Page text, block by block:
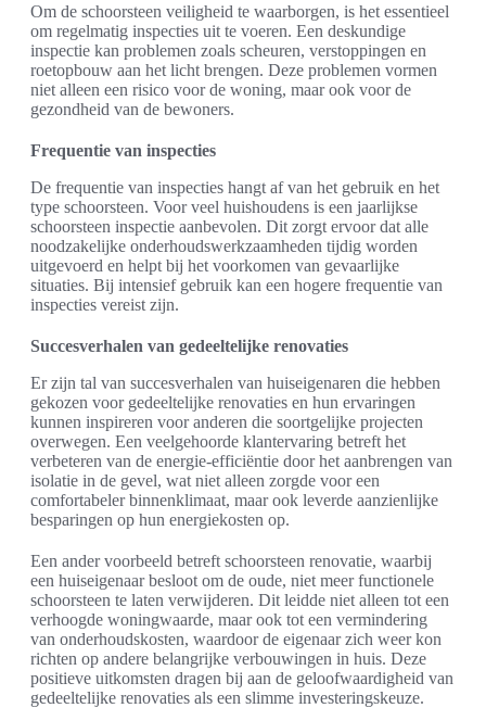
Om de schoorsteen veiligheid te waarborgen, is het essentieel
om regelmatig inspecties uit te voeren. Een deskundige
inspectie kan problemen zoals scheuren, verstoppingen en
roetopbouw aan het licht brengen. Deze problemen vormen
niet alleen een risico voor de woning, maar ook voor de
gezondheid van de bewoners.
Frequentie van inspecties
De frequentie van inspecties hangt af van het gebruik en het
type schoorsteen. Voor veel huishoudens is een jaarlijkse
schoorsteen inspectie aanbevolen. Dit zorgt ervoor dat alle
noodzakelijke onderhoudswerkzaamheden tijdig worden
uitgevoerd en helpt bij het voorkomen van gevaarlijke
situaties. Bij intensief gebruik kan een hogere frequentie van
inspecties vereist zijn.
Succesverhalen van gedeeltelijke renovaties
Er zijn tal van succesverhalen van huiseigenaren die hebben
gekozen voor gedeeltelijke renovaties en hun ervaringen
kunnen inspireren voor anderen die soortgelijke projecten
overwegen. Een veelgehoorde klantervaring betreft het
verbeteren van de energie-efficiëntie door het aanbrengen van
isolatie in de gevel, wat niet alleen zorgde voor een
comfortabeler binnenklimaat, maar ook leverde aanzienlijke
besparingen op hun energiekosten op.
Een ander voorbeeld betreft schoorsteen renovatie, waarbij
een huiseigenaar besloot om de oude, niet meer functionele
schoorsteen te laten verwijderen. Dit leidde niet alleen tot een
verhoogde woningwaarde, maar ook tot een vermindering
van onderhoudskosten, waardoor de eigenaar zich weer kon
richten op andere belangrijke verbouwingen in huis. Deze
positieve uitkomsten dragen bij aan de geloofwaardigheid van
gedeeltelijke renovaties als een slimme investeringskeuze.